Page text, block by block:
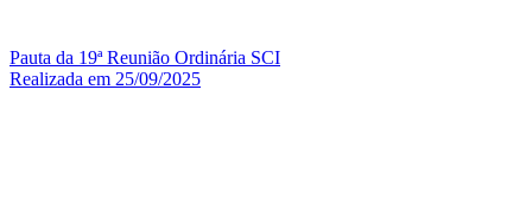
Pauta da 19ª Reunião Ordinária SCI
Realizada em 25/09/2025